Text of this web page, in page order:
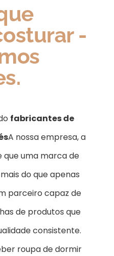
-
fabricantes de
A nossa empresa, a
que uma marca de
do que apenas
parceiro capaz de
de produtos que
consistente.
roupa de dormir